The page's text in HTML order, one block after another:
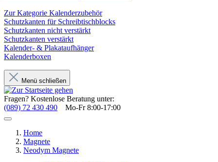
Zur Kategorie Kalenderzubehör
Schutzkanten für Schreibtischblocks
Schutzkanten nicht verstärkt
Schutzkanten verstärkt
Kalender- & Plakataufhänger
Kalenderboxen
Menü schließen
Fragen? Kostenlose Beratung unter:
(089) 72 430 490
Mo-Fr 8:00-17:00
Home
Magnete
Neodym Magnete